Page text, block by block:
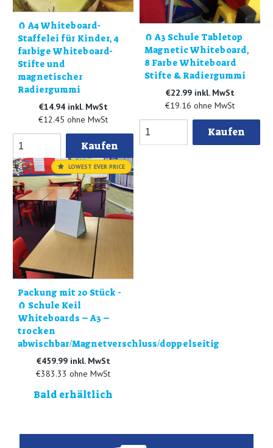
🧲 A4 Whiteboard-
Staffelei für Kinder, 4
farbige Whiteboard-
Stifte und
magnetischer
Radiergummi
€14.94 inkl. MwSt
€12.45 ohne MwSt
Kaufen
🧲 A3 Schule Tabletop
Magnetic Whiteboard,
8 Farbe Whiteboard
Stifte & Radiergummi
€22.99 inkl. MwSt
€19.16 ohne MwSt
Kaufen
LOWEST EVER PRICE
Packung mit 20 Stück -
🧲 Schule Keil
Whiteboards – A3 –
trocken
abwischbar/Magnetverschluss/doppelseitig
€459.99 inkl. MwSt
€383.33 ohne MwSt
Bald erhältlich